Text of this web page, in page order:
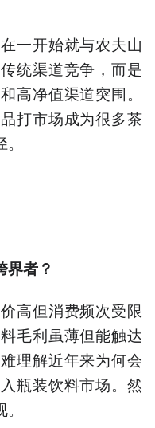
一开始就与农夫山
统渠道竞争，而是
高净值渠道突围。
打市场成为很多茶
界者？
高但消费频次受限
毛利虽薄但能触达
理解近年来为何会
瓶装饮料市场。然